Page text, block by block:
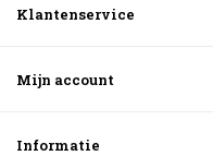
Klantenservice
Mijn account
Informatie